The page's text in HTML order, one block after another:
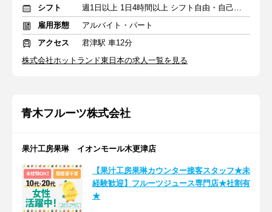
シフト
週1日以上 1日4時間以上 シフト自由・自己申告
雇用形態
アルバイト・パート
アクセス
君津駅 車12分
株式会社ホットランド東日本の求人一覧を見る
青木フルーツ株式会社
果汁工房果琳 イオンモール木更津店
【果汁工房果琳カウンター接客スタッフ★未
経験歓迎】フルーツジュース専門店★社割有
★